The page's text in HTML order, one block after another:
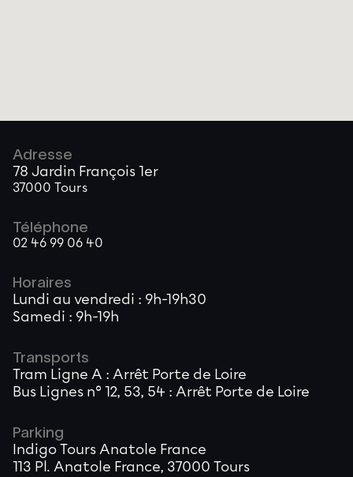
Adresse
78 Jardin François 1er
37000 Tours
Téléphone
02 46 99 06 40
Horaires
Lundi au vendredi : 9h-19h30
Samedi : 9h-19h
Transports
Tram Ligne A : Arrêt Porte de Loire
Bus Lignes n° 12, 53, 54 : Arrêt Porte de Loire
Parking
Indigo Tours Anatole France
113 Pl. Anatole France, 37000 Tours